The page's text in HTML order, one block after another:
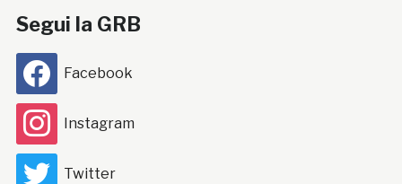
Segui la GRB
Facebook
Instagram
Twitter